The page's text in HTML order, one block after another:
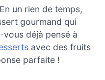
En un rien de temps,
gourmand qui
déjà pensé à
avec des fruits
parfaite !